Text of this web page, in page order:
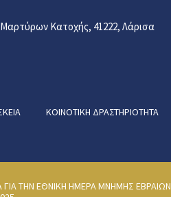
Κατοχής, 41222, Λάρισα
ΚΟΙΝΟΤΙΚΉ ΔΡΑΣΤΗΡΙΌΤΗΤΑ
ΤΗΝ ΕΘΝΙΚΗ ΗΜΕΡΑ ΜΝΗΜΗΣ ΕΒΡΑΙΩΝ